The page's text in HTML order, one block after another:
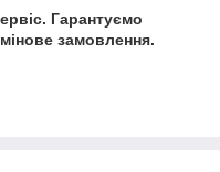
Гарантуємо
замовлення.